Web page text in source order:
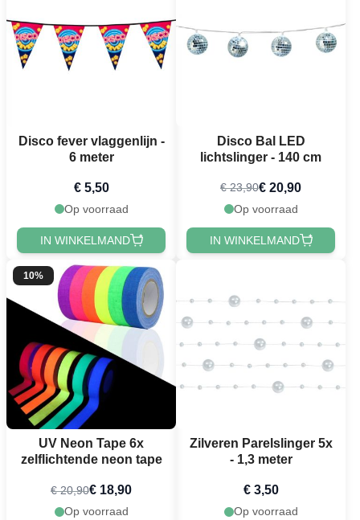
Disco fever vlaggenlijn -
6 meter
€ 5,50
Op voorraad
IN WINKELMAND
Disco Bal LED
lichtslinger - 140 cm
€ 23,90€ 20,90
Op voorraad
IN WINKELMAND
10%
UV Neon Tape 6x
zelflichtende neon tape
€ 20,90€ 18,90
Op voorraad
Zilveren Parelslinger 5x
- 1,3 meter
€ 3,50
Op voorraad